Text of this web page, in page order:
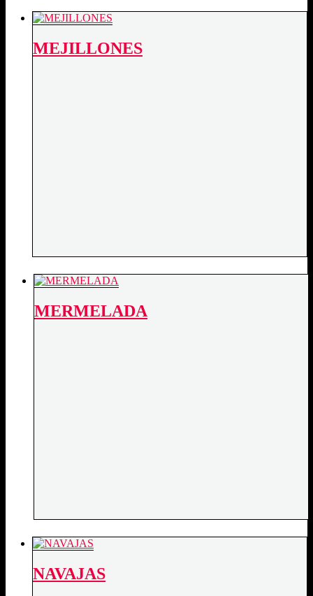
MEJILLONES
MERMELADA
NAVAJAS